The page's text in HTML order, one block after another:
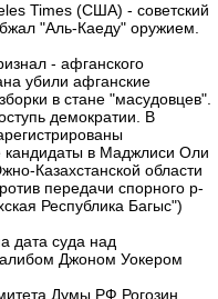
Times (США) - советский
"Аль-Каеду" оружием.
- афганского
убили афганские
в стане "масудовцев".
демократии. В
кандидаты в Маджлиси Оли
Казахстанской области
передачи спорного р-
Республика Багыс")
дата суда над
Джоном Уокером
Думы РФ Рогозин